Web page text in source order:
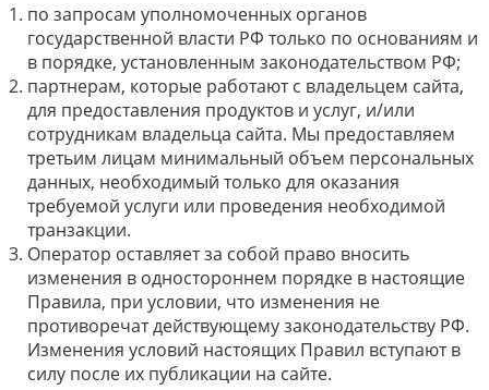
по запросам уполномоченных органов
государственной власти РФ только по основаниям и
в порядке, установленным законодательством РФ;
партнерам, которые работают с владельцем сайта,
для предоставления продуктов и услуг, и/или
сотрудникам владельца сайта. Мы предоставляем
третьим лицам минимальный объем персональных
данных, необходимый только для оказания
требуемой услуги или проведения необходимой
транзакции.
Оператор оставляет за собой право вносить
изменения в одностороннем порядке в настоящие
Правила, при условии, что изменения не
противоречат действующему законодательству РФ.
Изменения условий настоящих Правил вступают в
силу после их публикации на сайте.